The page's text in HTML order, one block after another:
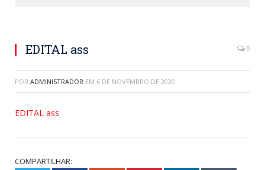
EDITAL ass 0
POR ADMINISTRADOR EM 6 DE NOVEMBRO DE 2020
EDITAL ass
COMPARTILHAR: